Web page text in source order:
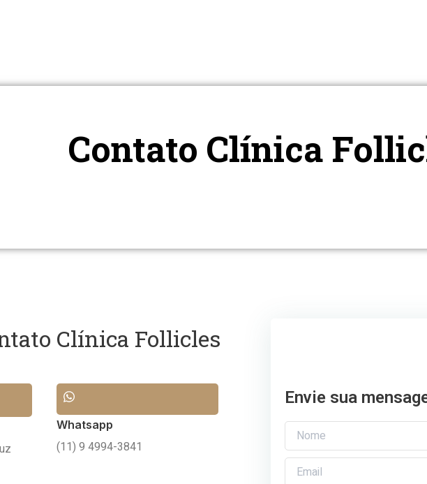
Contato Clínica
Clínica Follicles
Whatsapp
(11) 9 4994-3841
Envie sua